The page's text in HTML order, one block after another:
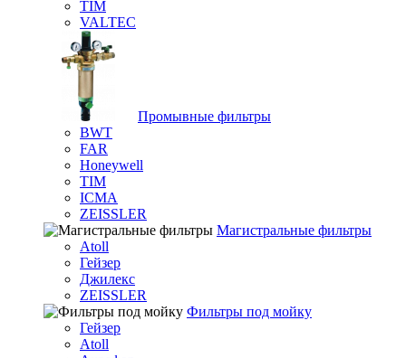
TIM
VALTEC
Промывные фильтры
BWT
FAR
Honeywell
TIM
ICMA
ZEISSLER
Магистральные фильтры
Atoll
Гейзер
Джилекс
ZEISSLER
Фильтры под мойку
Гейзер
Atoll